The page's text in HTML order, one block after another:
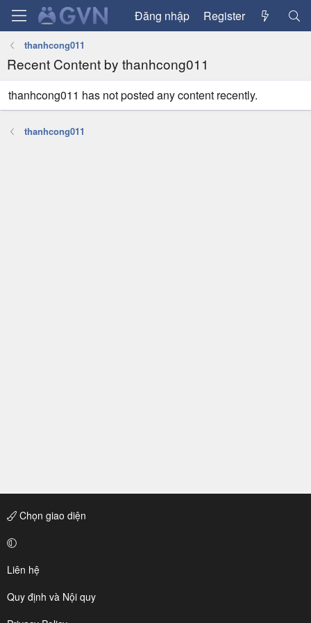
Đăng nhập Register
thanhcong011
Recent Content by thanhcong011
thanhcong011 has not posted any content recently.
thanhcong011
Chọn giao diện
Liên hệ
Quy định và Nội quy